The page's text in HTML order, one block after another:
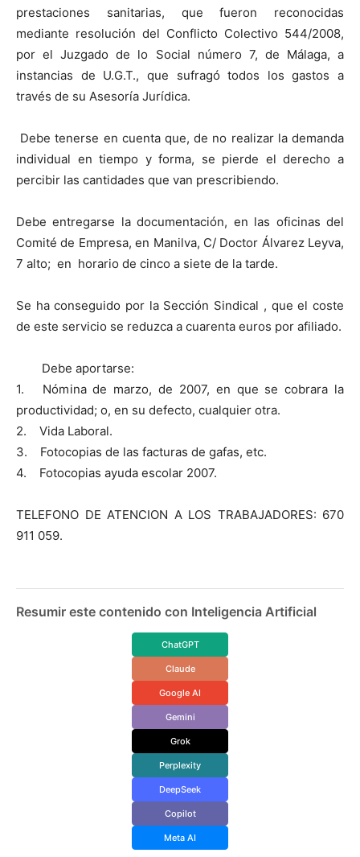
prestaciones sanitarias, que fueron reconocidas
mediante resolución del Conflicto Colectivo 544/2008,
por el Juzgado de lo Social número 7, de Málaga, a
instancias de U.G.T., que sufragó todos los gastos a
través de su Asesoría Jurídica.
Debe tenerse en cuenta que, de no realizar la demanda
individual en tiempo y forma, se pierde el derecho a
percibir las cantidades que van prescribiendo.
Debe entregarse la documentación, en las oficinas del
Comité de Empresa, en Manilva, C/ Doctor Álvarez Leyva,
7 alto; en horario de cinco a siete de la tarde.
Se ha conseguido por la Sección Sindical , que el coste
de este servicio se reduzca a cuarenta euros por afiliado.
Debe aportarse:
1. Nómina de marzo, de 2007, en que se cobrara la
productividad; o, en su defecto, cualquier otra.
2. Vida Laboral.
3. Fotocopias de las facturas de gafas, etc.
4. Fotocopias ayuda escolar 2007.
TELEFONO DE ATENCION A LOS TRABAJADORES: 670
911 059.
Resumir este contenido con Inteligencia Artificial
ChatGPT
Claude
Google AI
Gemini
Grok
Perplexity
DeepSeek
Copilot
Meta AI